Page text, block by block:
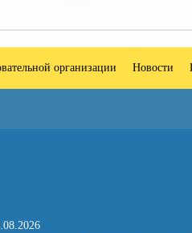
организации Новости